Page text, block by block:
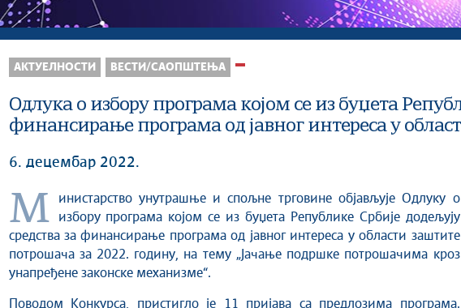
АКТУЕЛНОСТИ ВЕСТИ/САОПШТЕЊА
Одлука о избору програма којом се из буџета
финансирање програма од јавног интереса у
6. децембар 2022.
Министарство унутрашње и спољне трговине објављује Одлуку о
избору програма којом се из буџета Републике Србије додељују
средства за финансирање програма од јавног интереса у области заштите
потрошача за 2022. годину, на тему „Јачање подршке потрошачима кроз
унапређене законске механизме“.
Поводом Конкурса, пристигло је 11 пријава са предлозима програма.